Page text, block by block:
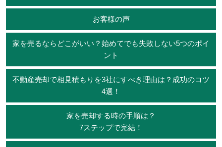
お客様の声
家を売るならどこがいい？始めてでも失敗しない5つのポイ
ント
不動産売却で相見積もりを3社にすべき理由は？成功のコツ
4選！
家を売却する時の手順は？
7ステップで完結！